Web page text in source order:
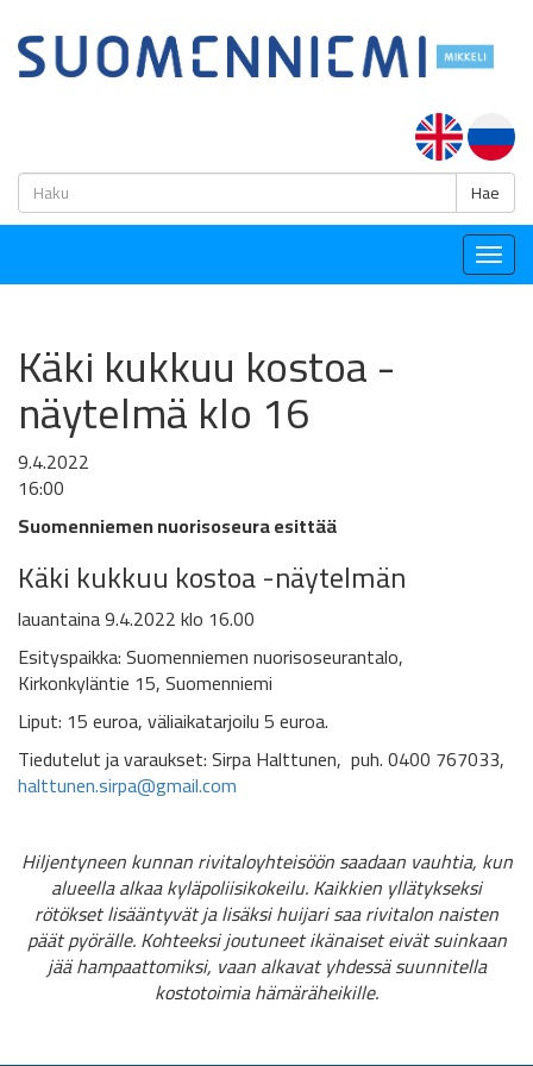
Hae
Käki kukkuu kostoa -
näytelmä klo 16
9.4.2022
16:00
Suomenniemen nuorisoseura esittää
Käki kukkuu kostoa -näytelmän
lauantaina 9.4.2022 klo 16.00
Esityspaikka: Suomenniemen nuorisoseurantalo,
Kirkonkyläntie 15, Suomenniemi
Liput: 15 euroa, väliaikatarjoilu 5 euroa.
Tiedutelut ja varaukset: Sirpa Halttunen, puh. 0400 767033,
halttunen.sirpa@gmail.com
Hiljentyneen kunnan rivitaloyhteisöön saadaan vauhtia, kun
alueella alkaa kyläpoliisikokeilu. Kaikkien yllätykseksi
rötökset lisääntyvät ja lisäksi huijari saa rivitalon naisten
päät pyörälle. Kohteeksi joutuneet ikänaiset eivät suinkaan
jää hampaattomiksi, vaan alkavat yhdessä suunnitella
kostotoimia hämäräheikille.